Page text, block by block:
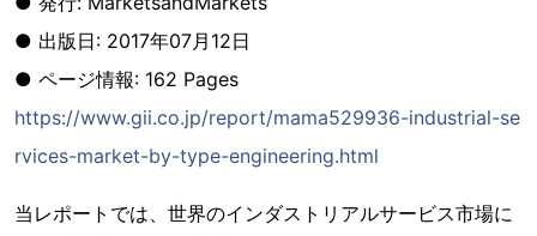
● 出版日: 2017年07月12日
● ページ情報: 162 Pages
https://www.gii.co.jp/report/mama529936-industrial-se
rvices-market-by-type-engineering.html
当レポートでは、世界のインダストリアルサービス市場に